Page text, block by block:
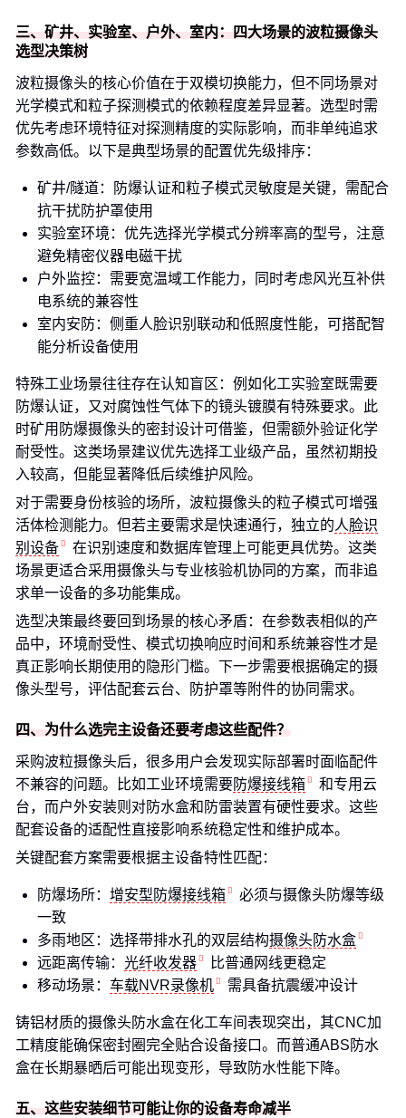
三、矿井、实验室、户外、室内：四大场景的波粒摄像头
选型决策树
波粒摄像头的核心价值在于双模切换能力，但不同场景对
光学模式和粒子探测模式的依赖程度差异显著。选型时需
优先考虑环境特征对探测精度的实际影响，而非单纯追求
参数高低。以下是典型场景的配置优先级排序：
矿井/隧道：防爆认证和粒子模式灵敏度是关键，需配合
抗干扰防护罩使用
实验室环境：优先选择光学模式分辨率高的型号，注意
避免精密仪器电磁干扰
户外监控：需要宽温域工作能力，同时考虑风光互补供
电系统的兼容性
室内安防：侧重人脸识别联动和低照度性能，可搭配智
能分析设备使用
特殊工业场景往往存在认知盲区：例如化工实验室既需要
防爆认证，又对腐蚀性气体下的镜头镀膜有特殊要求。此
时矿用防爆摄像头的密封设计可借鉴，但需额外验证化学
耐受性。这类场景建议优先选择工业级产品，虽然初期投
入较高，但能显著降低后续维护风险。
对于需要身份核验的场所，波粒摄像头的粒子模式可增强
活体检测能力。但若主要需求是快速通行，独立的人脸识
别设备
在识别速度和数据库管理上可能更具优势。这类
场景更适合采用摄像头与专业核验机协同的方案，而非追
求单一设备的多功能集成。
选型决策最终要回到场景的核心矛盾：在参数表相似的产
品中，环境耐受性、模式切换响应时间和系统兼容性才是
真正影响长期使用的隐形门槛。下一步需要根据确定的摄
像头型号，评估配套云台、防护罩等附件的协同需求。
四、为什么选完主设备还要考虑这些配件？
采购波粒摄像头后，很多用户会发现实际部署时面临配件
不兼容的问题。比如工业环境需要防爆接线箱
和专用云
台，而户外安装则对防水盒和防雷装置有硬性要求。这些
配套设备的适配性直接影响系统稳定性和维护成本。
关键配套方案需要根据主设备特性匹配：
防爆场所： 增安型防爆接线箱
必须与摄像头防爆等级
一致
多雨地区：选择带排水孔的双层结构摄像头防水盒
远距离传输： 光纤收发器
比普通网线更稳定
移动场景： 车载NVR录像机 需具备抗震缓冲设计
铸铝材质的摄像头防水盒在化工车间表现突出，其CNC加
工精度能确保密封圈完全贴合设备接口。而普通ABS防水
盒在长期暴晒后可能出现变形，导致防水性能下降。
五、这些安装细节可能让你的设备寿命减半